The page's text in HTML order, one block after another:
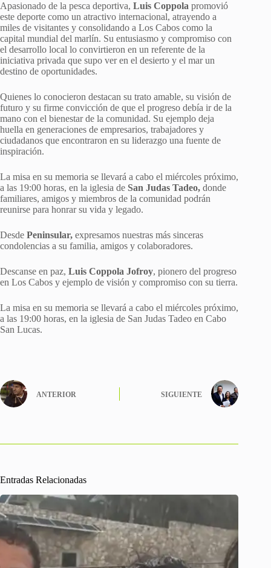
Apasionado de la pesca deportiva, Luis Coppola promovió
este deporte como un atractivo internacional, atrayendo a
miles de visitantes y consolidando a Los Cabos como la
capital mundial del marlín. Su entusiasmo y compromiso con
el desarrollo local lo convirtieron en un referente de la
iniciativa privada que supo ver en el desierto y el mar un
destino de oportunidades.
Quienes lo conocieron destacan su trato amable, su visión de
futuro y su firme convicción de que el progreso debía ir de la
mano con el bienestar de la comunidad. Su ejemplo deja
huella en generaciones de empresarios, trabajadores y
ciudadanos que encontraron en su liderazgo una fuente de
inspiración.
La misa en su memoria se llevará a cabo el miércoles próximo,
a las 19:00 horas, en la iglesia de San Judas Tadeo, donde
familiares, amigos y miembros de la comunidad podrán
reunirse para honrar su vida y legado.
Desde Peninsular, expresamos nuestras más sinceras
condolencias a su familia, amigos y colaboradores.
Descanse en paz, Luis Coppola Jofroy, pionero del progreso
en Los Cabos y ejemplo de visión y compromiso con su tierra.
La misa en su memoria se llevará a cabo el miércoles próximo,
a las 19:00 horas, en la iglesia de San Judas Tadeo en Cabo
San Lucas.
ANTERIOR SIGUIENTE
Entradas Relacionadas